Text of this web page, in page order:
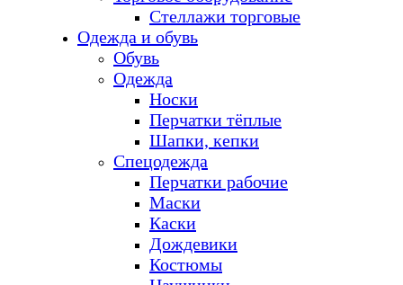
Стеллажи торговые
Одежда и обувь
Обувь
Одежда
Носки
Перчатки тёплые
Шапки, кепки
Спецодежда
Перчатки рабочие
Маски
Каски
Дождевики
Костюмы